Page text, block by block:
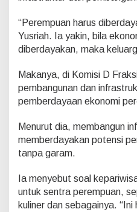
“Perempuan harus
Yusriah. Ia yakin, bila
diberdayakan, maka
Makanya, di Komisi D
pembangunan dan
pemberdayaan ekonomi
Menurut dia, membangun
memberdayakan potensi
tanpa garam.
Ia menyebut soal
untuk sentra perempuan,
kuliner dan sebagainya.